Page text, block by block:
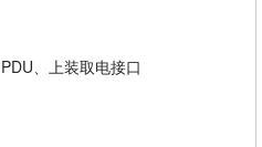
PDU、上装取电接口